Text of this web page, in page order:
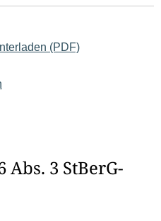
(PDF)
Abs. 3 StBerG-